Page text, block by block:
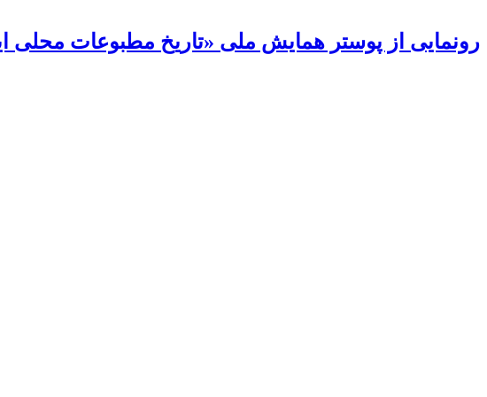
رونمایی از پوستر همایش ملی «تاریخ مطبوعات محلی